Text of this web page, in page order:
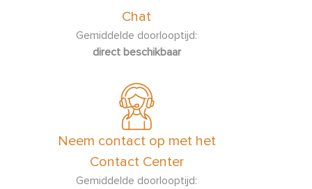
Chat
Gemiddelde doorlooptijd:
direct beschikbaar
Neem contact op met het
Contact Center
Gemiddelde doorlooptijd: